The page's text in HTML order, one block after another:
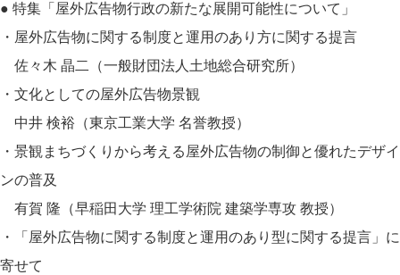
● 特集「屋外広告物行政の新たな展開可能性について」
・屋外広告物に関する制度と運用のあり方に関する提言
佐々木 晶二（一般財団法人土地総合研究所）
・文化としての屋外広告物景観
中井 検裕（東京工業大学 名誉教授）
・景観まちづくりから考える屋外広告物の制御と優れたデザイ
ンの普及
有賀 隆（早稲田大学 理工学術院 建築学専攻 教授）
・「屋外広告物に関する制度と運用のあり型に関する提言」に
寄せて